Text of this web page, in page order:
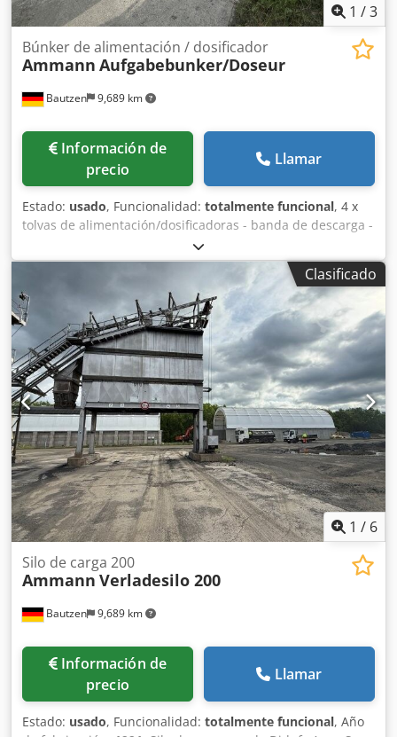
1 /3
Bautzen 9,689 km
Búnker de alimentación / dosificador
Ammann Aufgabebunker/Doseur
Información de
precio
Llamar
Estado: usado, Funcionalidad: totalmente funcional, 4 x
tolvas de alimentación/dosificadoras - banda de descarga -
banda transportadora/banda de transferencia Dkjdpfx
Amszq S Hus Tsr - instalación eléctrica, en caso de existir
Clasificado
1 / 6
Bautzen 9,689 km
Silo de carga 200
Ammann Verladesilo 200
Información de
precio
Llamar
Estado: usado, Funcionalidad: totalmente funcional, Año